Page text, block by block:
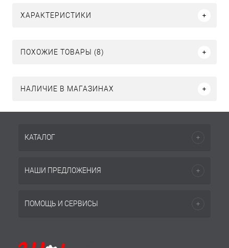
ХАРАКТЕРИСТИКИ
ПОХОЖИЕ ТОВАРЫ (8)
НАЛИЧИЕ В МАГАЗИНАХ
КАТАЛОГ
НАШИ ПРЕДЛОЖЕНИЯ
ПОМОЩЬ И СЕРВИСЫ